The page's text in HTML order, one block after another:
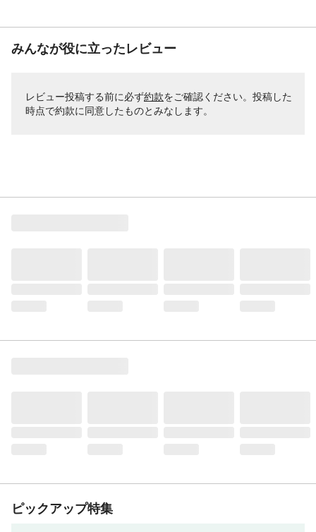
みんなが役に立ったレビュー
レビュー投稿する前に必ず約款をご確認ください。投稿した
時点で約款に同意したものとみなします。
ピックアップ特集